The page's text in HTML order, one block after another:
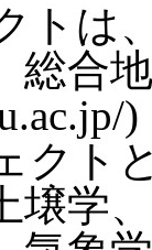
トは
合
クト
壌学